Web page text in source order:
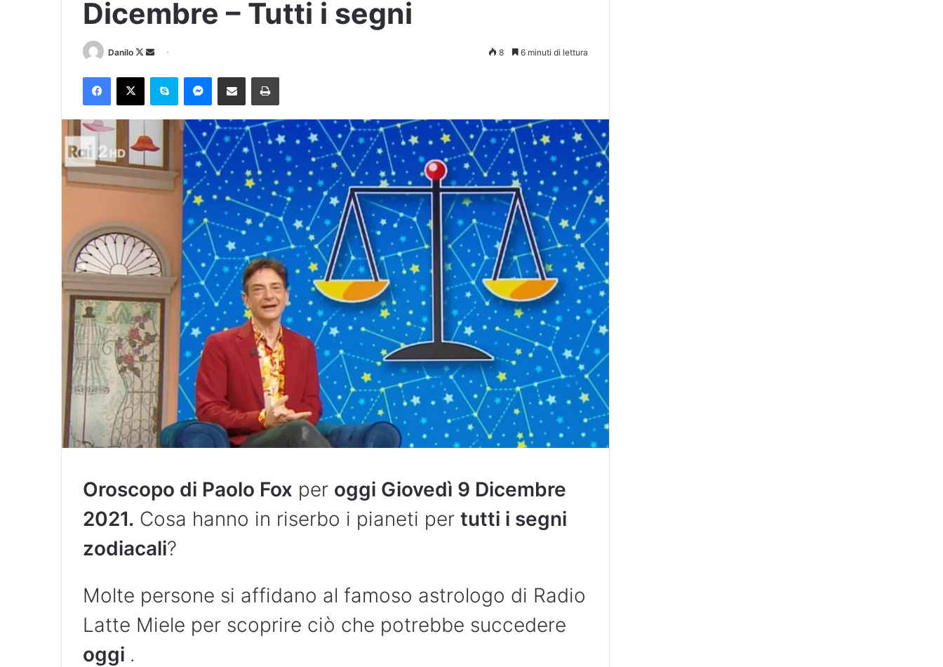
Dicembre – Tutti i segni
Danilo 8 6 minuti di lettura
Oroscopo di Paolo Fox per oggi Giovedì 9 Dicembre
2021. Cosa hanno in riserbo i pianeti per tutti i segni
zodiacali?
Molte persone si affidano al famoso astrologo di Radio
Latte Miele per scoprire ciò che potrebbe succedere
oggi .